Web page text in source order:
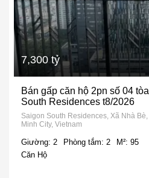
7,300 tỷ
Bán gấp căn hộ 2pn số 04
South Residences t8/2026
Saigon South Residences, Xã Nhà
Minh City, Vietnam
Giường: 2 Phòng tắm: 2
M²: 95
Căn Hộ